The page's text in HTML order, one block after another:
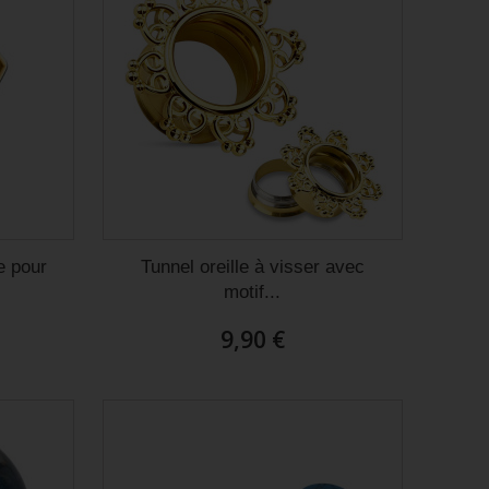
pour
Tunnel oreille à visser avec
motif...
9,90 €